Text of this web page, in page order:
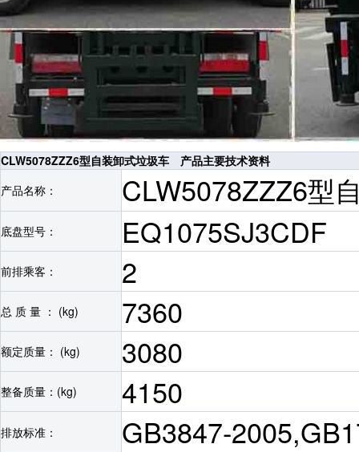
CLW5078ZZZ6型自装卸式垃圾车 产品主要技术资料
产品名称：
CLW5078ZZZ6型
底盘型号： EQ1075SJ3CDF
前排乘客： 2
总 质 量 ： (kg) 7360
额定质量： (kg) 3080
整备质量：(kg) 4150
排放标准： GB3847-